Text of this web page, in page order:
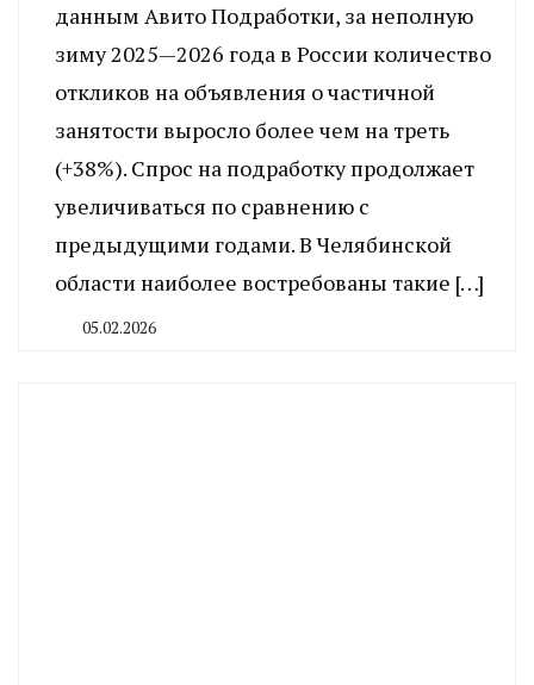
данным Авито Подработки, за неполную
зиму 2025—2026 года в России количество
откликов на объявления о частичной
занятости выросло более чем на треть
(+38%). Спрос на подработку продолжает
увеличиваться по сравнению с
предыдущими годами. В Челябинской
области наиболее востребованы такие […]
05.02.2026